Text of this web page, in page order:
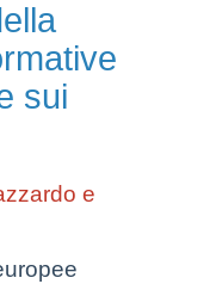
sui
e